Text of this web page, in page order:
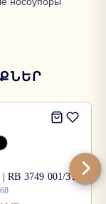
| RB 3749 001/31